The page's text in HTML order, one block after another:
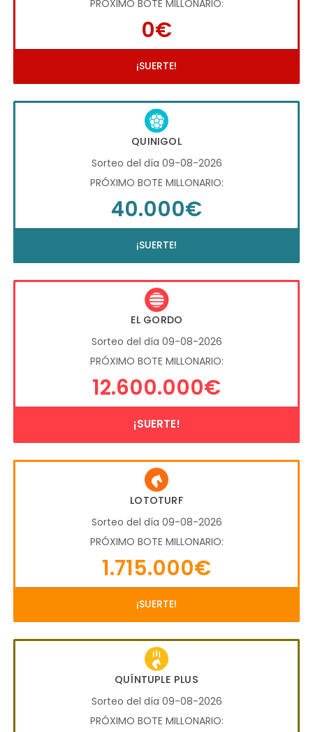
PRÓXIMO BOTE MILLONARIO:
0€
¡SUERTE!
QUINIGOL
Sorteo del día 09-08-2026
PRÓXIMO BOTE MILLONARIO:
40.000€
¡SUERTE!
EL GORDO
Sorteo del día 09-08-2026
PRÓXIMO BOTE MILLONARIO:
12.600.000€
¡SUERTE!
LOTOTURF
Sorteo del día 09-08-2026
PRÓXIMO BOTE MILLONARIO:
1.715.000€
¡SUERTE!
QUÍNTUPLE PLUS
Sorteo del día 09-08-2026
PRÓXIMO BOTE MILLONARIO: